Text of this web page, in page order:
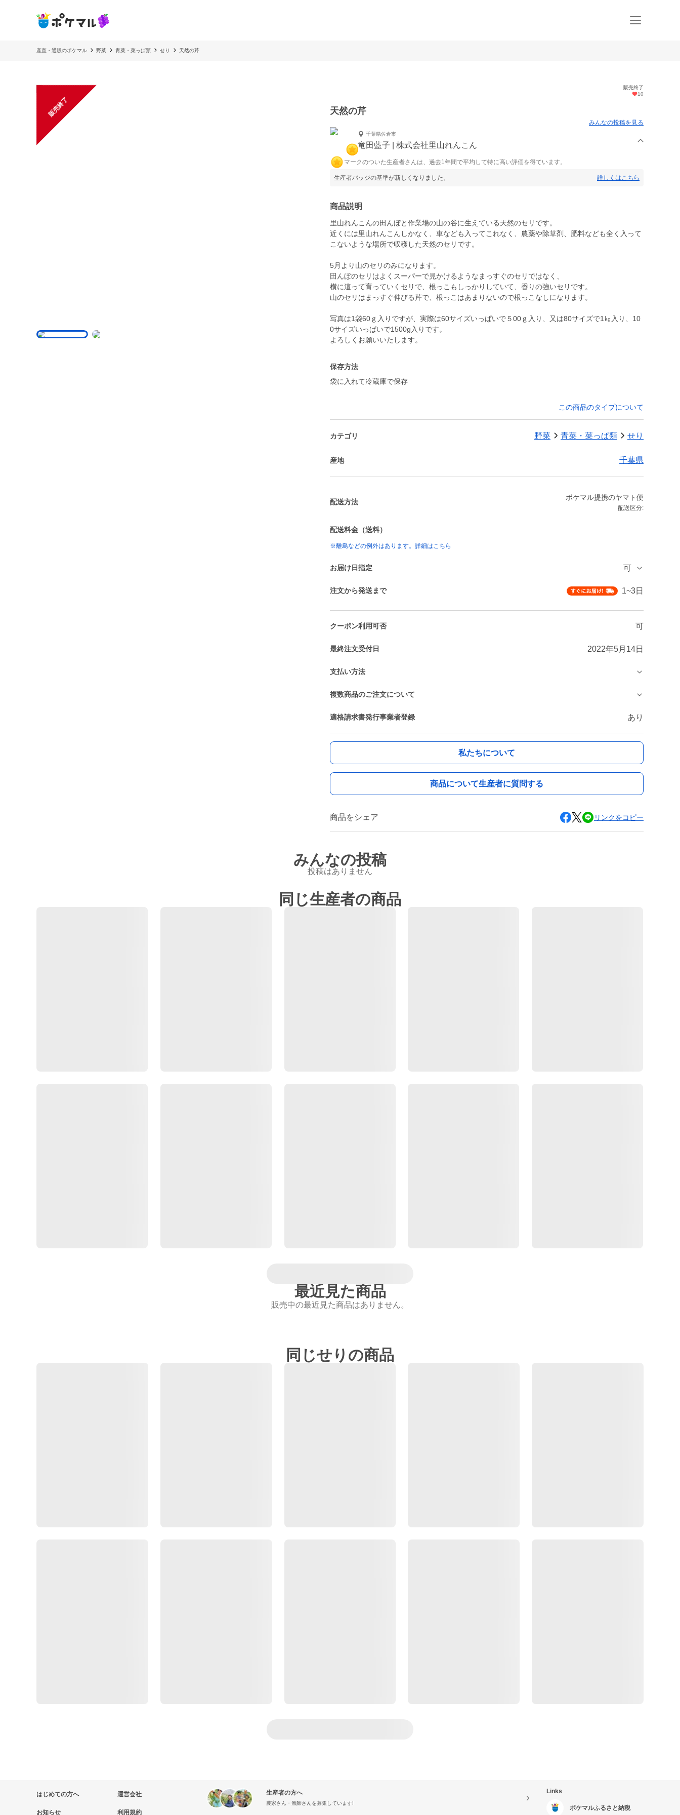
産直・通販のポケマル 野菜 青菜・菜っぱ類 せり 天然の芹
販売終了
販売終了
10
天然の芹
みんなの投稿を見る
千葉県佐倉市
竜田藍子 | 株式会社里山れんこん
マークのついた生産者さんは、過去1年間で平均して特に高い評価を得ています。
生産者バッジの基準が新しくなりました。 詳しくはこちら
商品説明
里山れんこんの田んぼと作業場の山の谷に生えている天然のセリです。
近くには里山れんこんしかなく、車なども入ってこれなく、農薬や除草剤、肥料なども全く入って
こないような場所で収穫した天然のセリです。
5月より山のセリのみになります。
田んぼのセリはよくスーパーで見かけるようなまっすぐのセリではなく、
横に這って育っていくセリで、根っこもしっかりしていて、香りの強いセリです。
山のセリはまっすぐ伸びる芹で、根っこはあまりないので根っこなしになります。
写真は1袋60ｇ入りですが、実際は60サイズいっぱいで５00ｇ入り、又は80サイズで1㎏入り、10
0サイズいっぱいで1500g入りです。
よろしくお願いいたします。
保存方法
袋に入れて冷蔵庫で保存
この商品のタイプについて
カテゴリ 野菜 青菜・菜っぱ類 せり
産地 千葉県
配送方法
ポケマル提携のヤマト便
配送区分:
配送料金（送料）
※離島などの例外はあります。詳細はこちら
お届け日指定 可
注文から発送まで 1~3日
クーポン利用可否 可
最終注文受付日 2022年5月14日
支払い方法
複数商品のご注文について
適格請求書発行事業者登録 あり
私たちについて
商品について生産者に質問する
商品をシェア リンクをコピー
みんなの投稿
投稿はありません
同じ生産者の商品
最近見た商品
販売中の最近見た商品はありません。
同じせりの商品
はじめての方へ
お知らせ
運営会社
利用規約
生産者の方へ
農家さん・漁師さんを募集しています!
Links
ポケマルふるさと納税